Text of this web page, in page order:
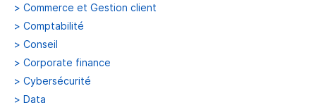
> Commerce et Gestion client
> Comptabilité
> Conseil
> Corporate finance
> Cybersécurité
> Data